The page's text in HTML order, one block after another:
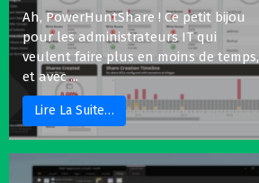
Ah, PowerHuntShare ! Ce petit bijou
pour les administrateurs IT qui
veulent faire plus en moins de temps,
et avec ...
Lire La Suite…